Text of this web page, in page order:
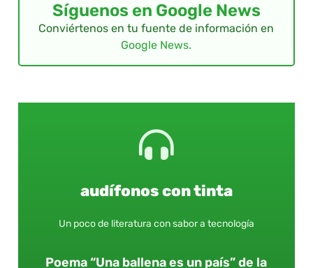
Síguenos en Google News
Conviértenos en tu fuente de información en
Google News.
audífonos con tinta
Un poco de literatura con sabor a tecnología
Poema “Una ballena es un país” de la